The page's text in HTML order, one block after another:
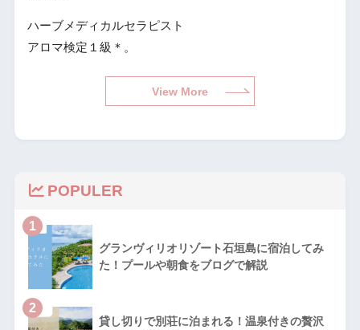
ハーブメディカルセラピスト
アロマ検定１級＊。
View More
POPULER
1
グランヴィリオリゾート石垣島に宿泊してみ
た！プールや朝食をブログで解説
2
貸し切りで別荘に泊まれる！温泉付きの贅沢